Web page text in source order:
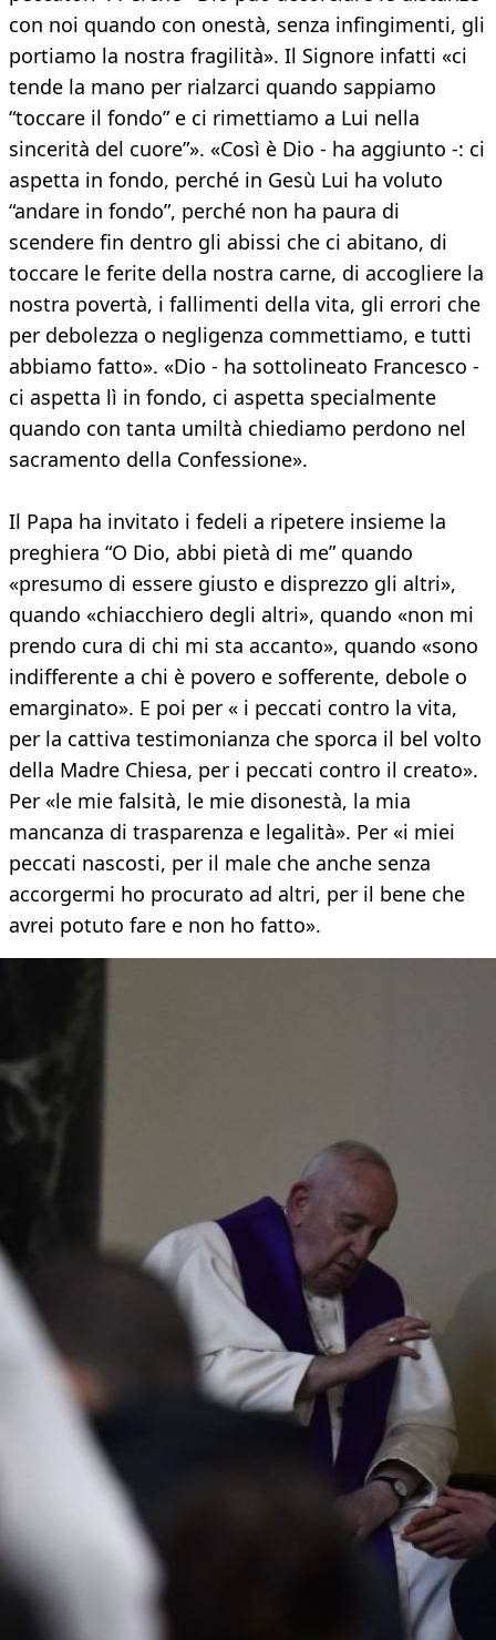
con noi quando con onestà, senza infingimenti, gli
portiamo la nostra fragilità». Il Signore infatti «ci
tende la mano per rialzarci quando sappiamo
“toccare il fondo” e ci rimettiamo a Lui nella
sincerità del cuore”». «Così è Dio - ha aggiunto -: ci
aspetta in fondo, perché in Gesù Lui ha voluto
“andare in fondo”, perché non ha paura di
scendere fin dentro gli abissi che ci abitano, di
toccare le ferite della nostra carne, di accogliere la
nostra povertà, i fallimenti della vita, gli errori che
per debolezza o negligenza commettiamo, e tutti
abbiamo fatto». «Dio - ha sottolineato Francesco -
ci aspetta lì in fondo, ci aspetta specialmente
quando con tanta umiltà chiediamo perdono nel
sacramento della Confessione».
Il Papa ha invitato i fedeli a ripetere insieme la
preghiera “O Dio, abbi pietà di me” quando
«presumo di essere giusto e disprezzo gli altri»,
quando «chiacchiero degli altri», quando «non mi
prendo cura di chi mi sta accanto», quando «sono
indifferente a chi è povero e sofferente, debole o
emarginato». E poi per « i peccati contro la vita,
per la cattiva testimonianza che sporca il bel volto
della Madre Chiesa, per i peccati contro il creato».
Per «le mie falsità, le mie disonestà, la mia
mancanza di trasparenza e legalità». Per «i miei
peccati nascosti, per il male che anche senza
accorgermi ho procurato ad altri, per il bene che
avrei potuto fare e non ho fatto».